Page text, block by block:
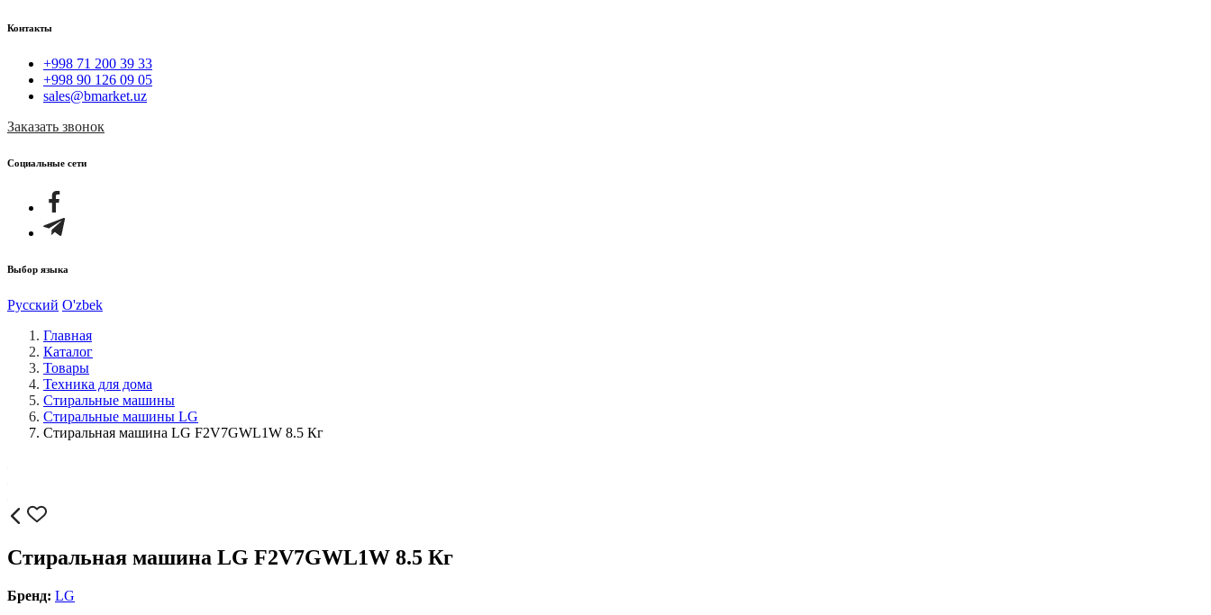
Контакты
+998 71 200 39 33
+998 90 126 09 05
sales@bmarket.uz
Заказать звонок
Социальные сети
Выбор языка
Русский O'zbek
Главная
Каталог
Товары
Техника для дома
Стиральные машины
Стиральные машины LG
Стиральная машина LG F2V7GWL1W 8.5 Кг
Стиральная машина LG F2V7GWL1W 8.5 Кг
Бренд: LG